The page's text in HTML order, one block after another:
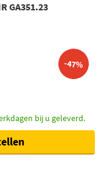
GA351.23
-47%
bij u geleverd.